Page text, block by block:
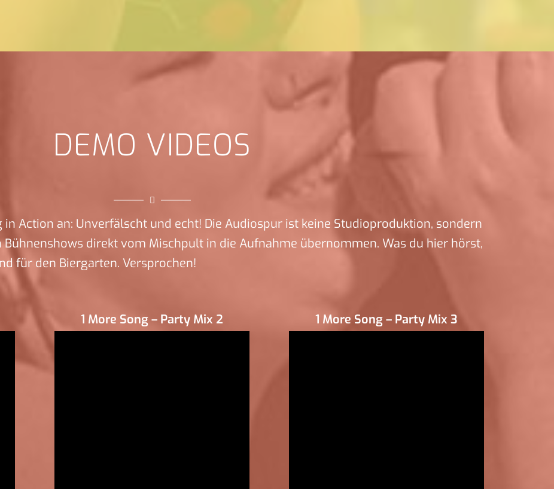
DEMO VIDEOS
in Action an: Unverfälscht und echt! Die Audiospur ist keine Studioproduktion, sondern
direkt vom Mischpult in die Aufnahme übernommen. Was du hier hörst,
für den Biergarten. Versprochen!
1 More Song – Party Mix 2 1 More Song – Party Mix 3